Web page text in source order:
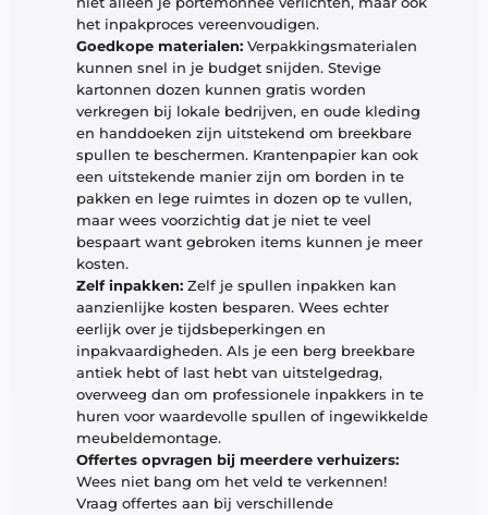
het inpakproces vereenvoudigen.
Goedkope materialen: Verpakkingsmaterialen
kunnen snel in je budget snijden. Stevige
kartonnen dozen kunnen gratis worden
verkregen bij lokale bedrijven, en oude kleding
en handdoeken zijn uitstekend om breekbare
spullen te beschermen. Krantenpapier kan ook
een uitstekende manier zijn om borden in te
pakken en lege ruimtes in dozen op te vullen,
maar wees voorzichtig dat je niet te veel
bespaart want gebroken items kunnen je meer
kosten.
Zelf inpakken: Zelf je spullen inpakken kan
aanzienlijke kosten besparen. Wees echter
eerlijk over je tijdsbeperkingen en
inpakvaardigheden. Als je een berg breekbare
antiek hebt of last hebt van uitstelgedrag,
overweeg dan om professionele inpakkers in te
huren voor waardevolle spullen of ingewikkelde
meubeldemontage.
Offertes opvragen bij meerdere verhuizers:
Wees niet bang om het veld te verkennen!
Vraag offertes aan bij verschillende